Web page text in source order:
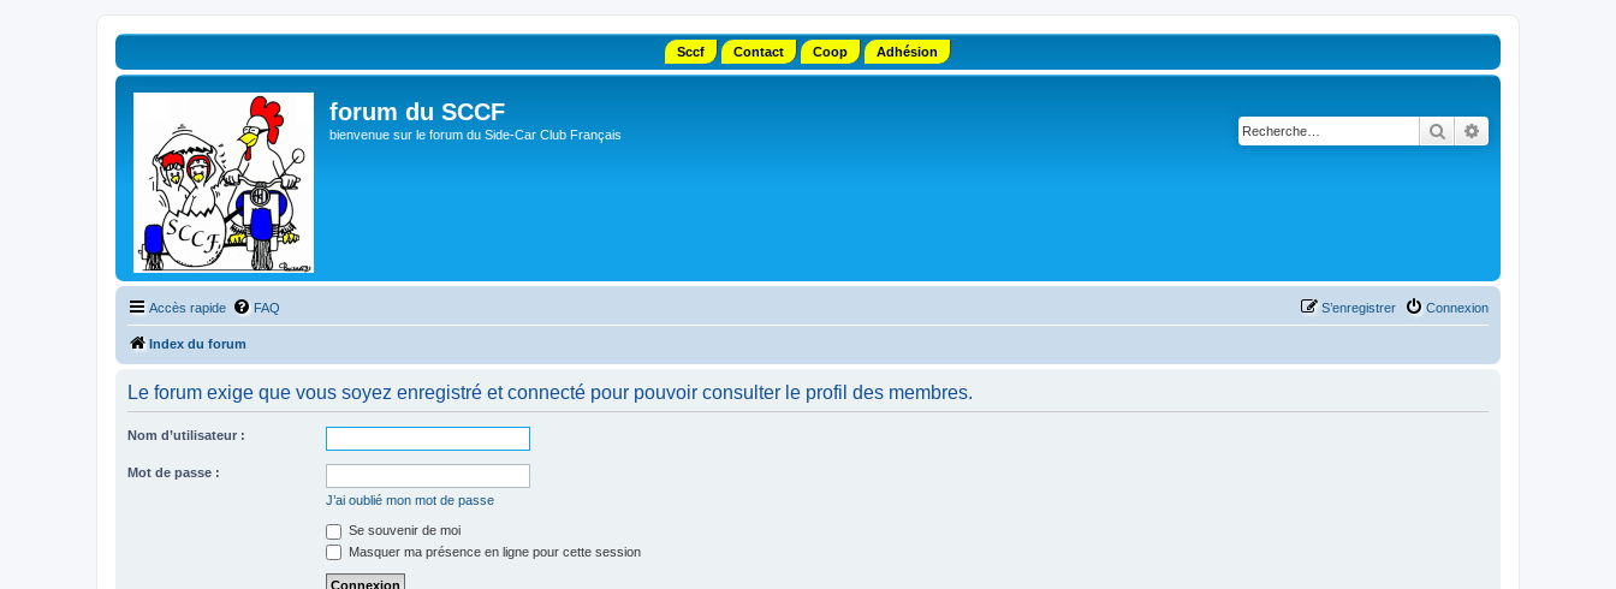
Sccf Contact Coop Adhésion
forum du SCCF
bienvenue sur le forum du Side-Car Club Français Rechercher
Accès rapide FAQ Connexion
S’enregistrer
Index du forum
Le forum exige que vous soyez enregistré et connecté pour pouvoir consulter le profil des membres.
Nom d’utilisateur :
Mot de passe :
J’ai oublié mon mot de passe
Se souvenir de moi
Masquer ma présence en ligne pour cette session